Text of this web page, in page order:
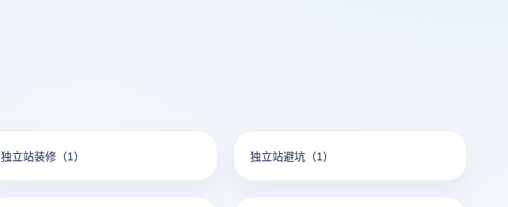
独立站装修 （1） 独立站避坑 （1）